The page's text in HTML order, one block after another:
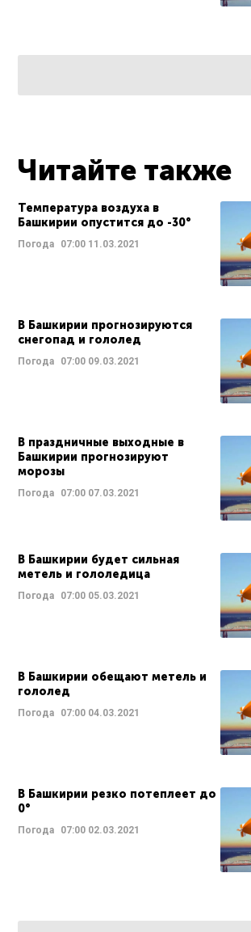
Читайте также
Температура воздуха в
Башкирии опустится до -30°
Погода 07:00 11.03.2021
В Башкирии прогнозируются
снегопад и гололед
Погода 07:00 09.03.2021
В праздничные выходные в
Башкирии прогнозируют
морозы
Погода 07:00 07.03.2021
В Башкирии будет сильная
метель и гололедица
Погода 07:00 05.03.2021
В Башкирии обещают метель и
гололед
Погода 07:00 04.03.2021
В Башкирии резко потеплеет до
0°
Погода 07:00 02.03.2021